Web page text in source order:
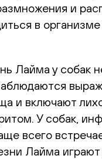
и
в
Лайма у
и включают
У собак,
всего
Лайма